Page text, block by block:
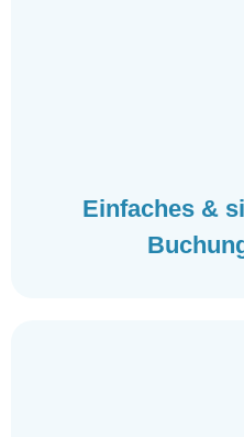
Einfaches &